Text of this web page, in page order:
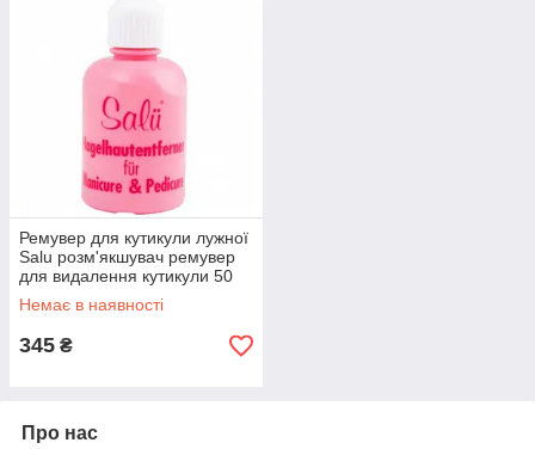
Ремувер для кутикули лужної
Salu розм'якшувач ремувер
для видалення кутикули 50
мл
Немає в наявності
345 ₴
Про нас